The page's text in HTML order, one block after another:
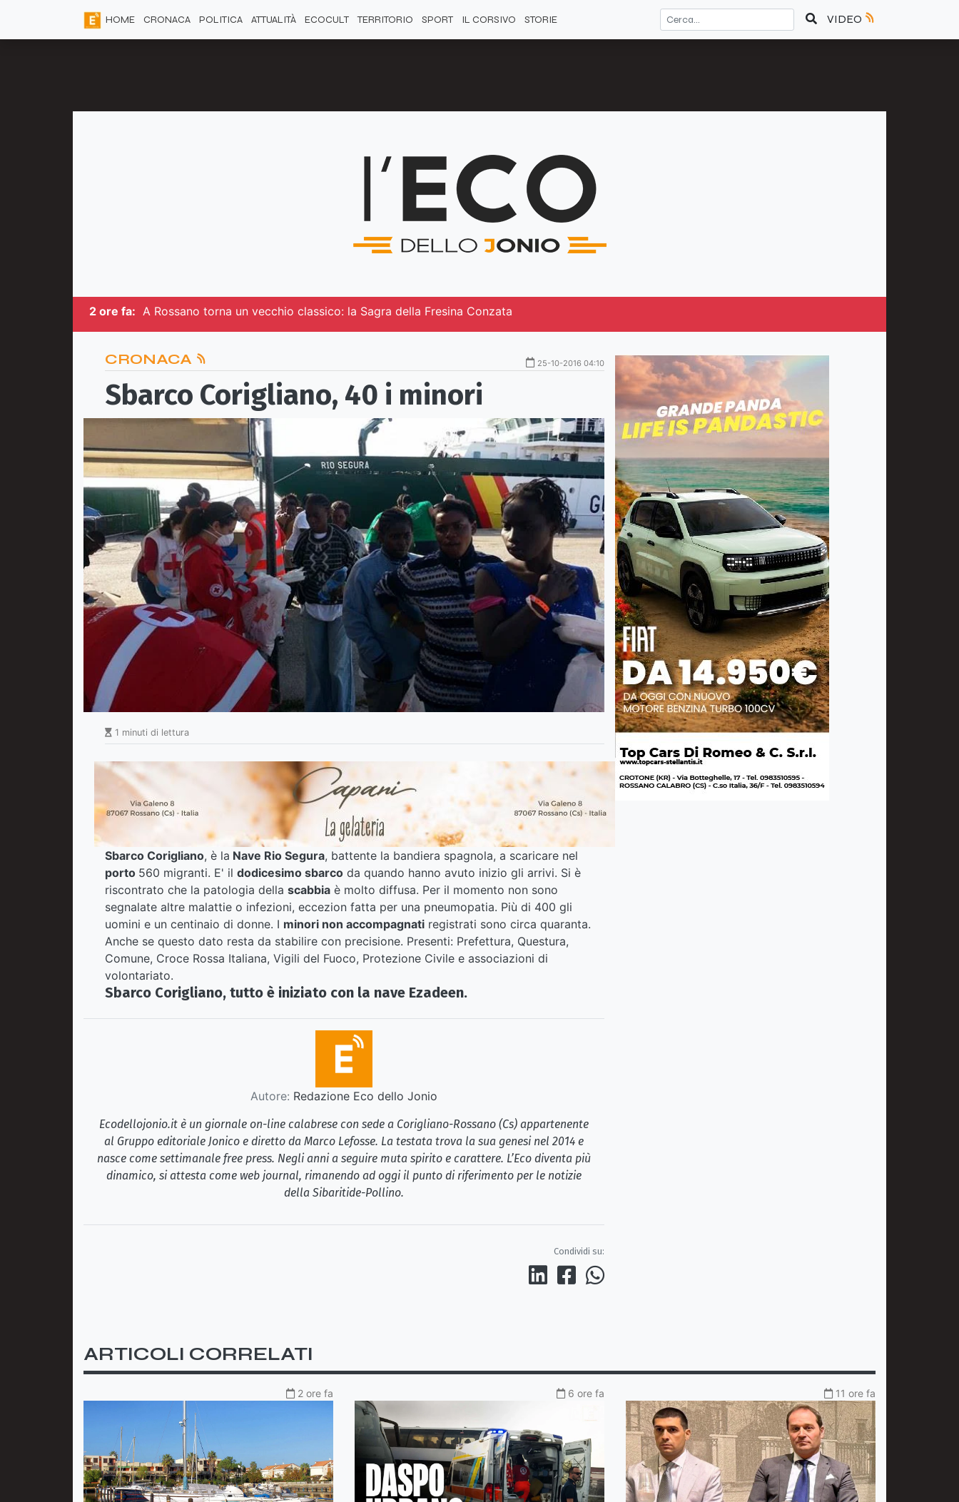
HOME CRONACA POLITICA ATTUALITÀ ECOCULT TERRITORIO SPORT IL CORSIVO STORIE VIDEO
2 ore fa: A Rossano torna un vecchio classico: la Sagra della Fresina Conzata
CRONACA 25-10-2016 04:10
Sbarco Corigliano, 40 i minori
1 minuti di lettura
Sbarco Corigliano, è la Nave Rio Segura, battente la bandiera spagnola, a scaricare nel
porto 560 migranti. E' il dodicesimo sbarco da quando hanno avuto inizio gli arrivi. Si è
riscontrato che la patologia della scabbia è molto diffusa. Per il momento non sono
segnalate altre malattie o infezioni, eccezion fatta per una pneumopatia. Più di 400 gli
uomini e un centinaio di donne. I minori non accompagnati registrati sono circa quaranta.
Anche se questo dato resta da stabilire con precisione. Presenti: Prefettura, Questura,
Comune, Croce Rossa Italiana, Vigili del Fuoco, Protezione Civile e associazioni di
volontariato.
Sbarco Corigliano, tutto è iniziato con la nave Ezadeen.
Autore: Redazione Eco dello Jonio
Ecodellojonio.it è un giornale on-line calabrese con sede a Corigliano-Rossano (Cs) appartenente
al Gruppo editoriale Jonico e diretto da Marco Lefosse. La testata trova la sua genesi nel 2014 e
nasce come settimanale free press. Negli anni a seguire muta spirito e carattere. L’Eco diventa più
dinamico, si attesta come web journal, rimanendo ad oggi il punto di riferimento per le notizie
della Sibaritide-Pollino.
Condividi su:
ARTICOLI CORRELATI
2 ore fa 6 ore fa 11 ore fa